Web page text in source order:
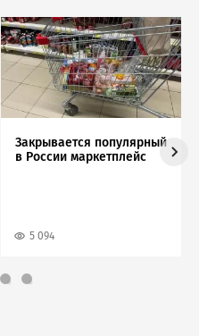
Image
Закрывается популярный
в России маркетплейс
5 094